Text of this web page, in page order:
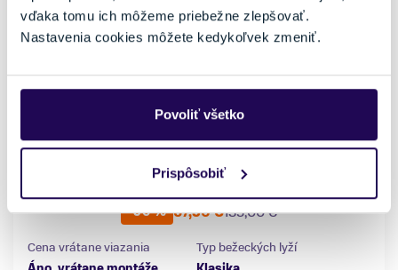
vďaka tomu ich môžeme priebežne zlepšovať.
Nastavenia cookies môžete kedykoľvek zmeniť.
Povoliť všetko
Prispôsobiť
Bežecký set Rossignol XT-Vent Jr Wxls(SS)/ + Tour Jr SI
RJG1009 XC - predmontovane viaz.
-50 %
135,00 €
67,50 €
Cena vrátane viazania
Typ bežeckých lyží